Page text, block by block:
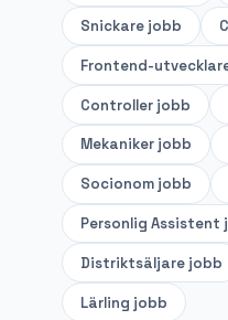
Snickare jobb
Frontend-
Controller jobb
Mekaniker jobb
Socionom jobb
Personlig Assistent
Distriktsäljare jobb
Lärling jobb